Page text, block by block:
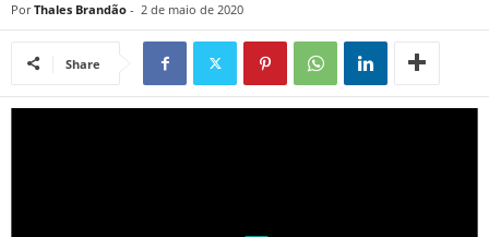
Por Thales Brandão - 2 de maio de 2020
Share